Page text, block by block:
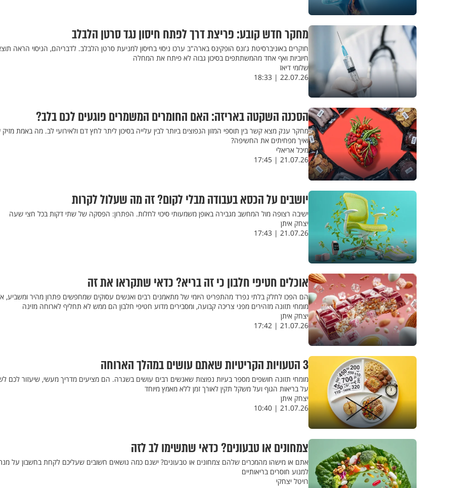
מחקר חדש קובע: פריצת דרך לפתח חיסון נגד סרטן הלבלב
חוקרים באוניברסיטת ג'ונס הופקינס בארה"ב ערכו ניסוי בחיסון למניעת סרטן הלבלב. לדבריהם, הניסוי הראה
חיוביות ואף אחד מהמשתתפים בסיכון גבוה לא פיתח את המחלה
שלומי דיאז
22.07.26 | 18:33
הסכנה השקטה באריזה: האם החומרים המשמרים פוגעים לכם בלב?
מחקר ענק מצא קשר בין תוספי המזון הנפוצים ביותר לבין עלייה בסיכון ליתר לחץ דם ולאירועי לב. מה באמת
ואיך מפחיתים את החשיפה?
מיכל אריאלי
21.07.26 | 17:45
יושבים על הכסא בעבודה מבלי לקום? זה מה שעלול לקרות
ישיבה רצופה מול המחשב מגבירה באופן משמעותי סיכוי לחלות. הפתרון: הפסקה של שתי דקות בכל חצי שעה
יצחק איתן
21.07.26 | 17:43
אוכלים חטיפי חלבון כי זה בריא? כדאי שתקראו את זה
הם הפכו לחלק בלתי נפרד מהתפריט היומי של מתאמנים רבים ואנשים עסוקים שמחפשים פתרון מהיר ומשביע,
מומחי תזונה מזהירים מפני צריכה קבועה, ומסבירים מדוע חטיפי חלבון הם ממש לא תחליף לארוחה מזינה
יצחק איתן
21.07.26 | 17:42
3 הטעויות הקריטיות שאתם עושים במהלך הארוחה
מומחי תזונה חושפים מספר בעיות נפוצות שאנשים רבים עושים בשגרה. הם מציעים מדריך מעשי, שיעזור לכם
על בריאות הגוף ועל משקל תקין לאורך זמן ללא מאמץ מיוחד
יצחק איתן
21.07.26 | 10:40
צמחונים או טבעונים? כדאי שתשימו לב לזה
אתם או מישהו מהמכרים שלהם צמחונים או טבעונים? ישנם כמה נושאים חשובים שעליכם לקחת בחשבון על
למנוע חוסרים בריאותיים
רויטל יצחקי